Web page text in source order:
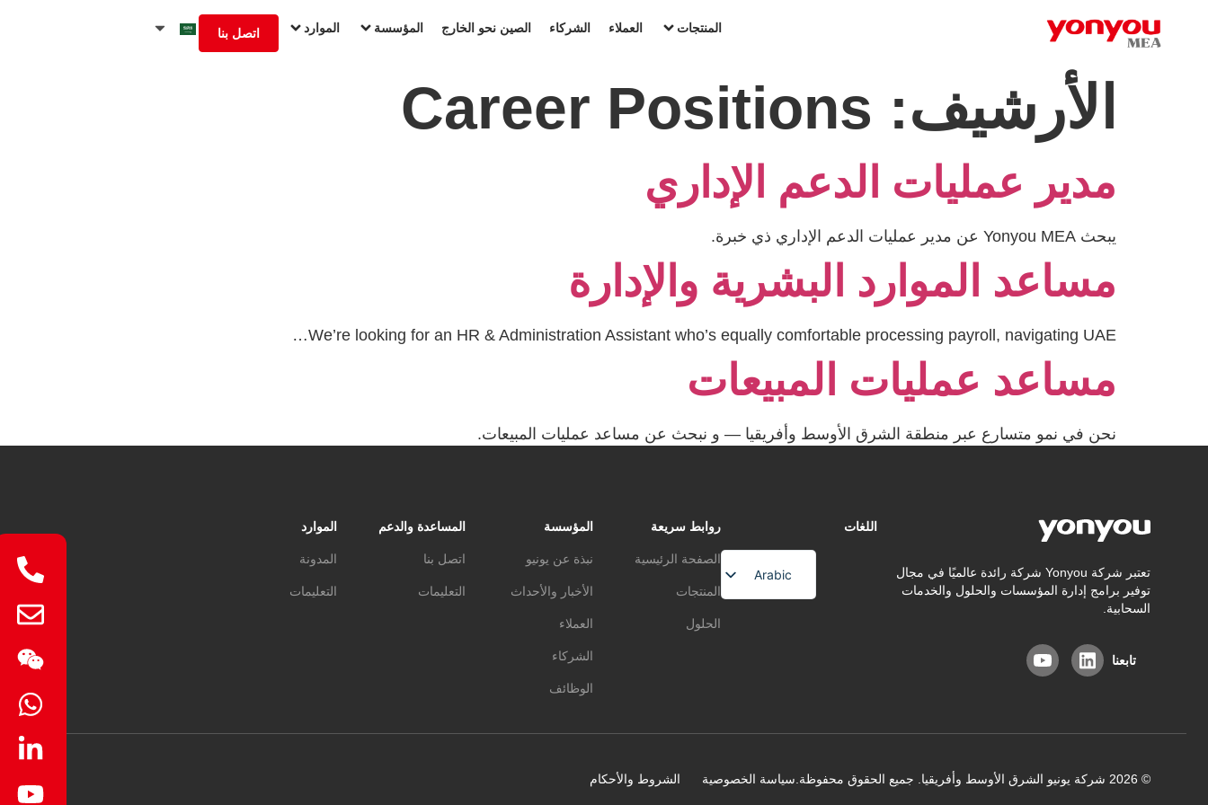
المنتجات العملاء الشركاء الصين نحو الخارج المؤسسة الموارد اتصل بنا
الأرشيف: Career Positions
مدير عمليات الدعم الإداري
يبحث Yonyou MEA عن مدير عمليات الدعم الإداري ذي خبرة.
مساعد الموارد البشرية والإدارة
We’re looking for an HR & Administration Assistant who’s equally comfortable processing payroll, navigating UAE…
مساعد عمليات المبيعات
نحن في نمو متسارع عبر منطقة الشرق الأوسط وأفريقيا — و نبحث عن مساعد عمليات المبيعات.
تعتبر شركة Yonyou شركة رائدة عالميًا في مجال
توفير برامج إدارة المؤسسات والحلول والخدمات
السحابية.
تابعنا
اللغات
Arabic
English
روابط سريعة
الصفحة الرئيسية
المنتجات
الحلول
المؤسسة
نبذة عن يونيو
الأخبار والأحداث
العملاء
الشركاء
الوظائف
المساعدة والدعم
اتصل بنا
التعليمات
الموارد
المدونة
التعليمات
© 2026 شركة يونيو الشرق الأوسط وأفريقيا. جميع الحقوق محفوظة. سياسة الخصوصية الشروط والأحكام